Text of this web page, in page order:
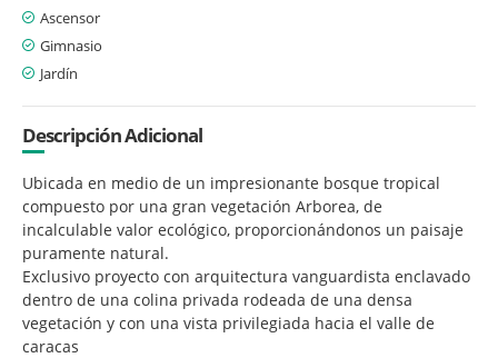
Ascensor
Gimnasio
Jardín
Descripción Adicional
Ubicada en medio de un impresionante bosque tropical
compuesto por una gran vegetación Arborea, de
incalculable valor ecológico, proporcionándonos un paisaje
puramente natural.
Exclusivo proyecto con arquitectura vanguardista enclavado
dentro de una colina privada rodeada de una densa
vegetación y con una vista privilegiada hacia el valle de
caracas